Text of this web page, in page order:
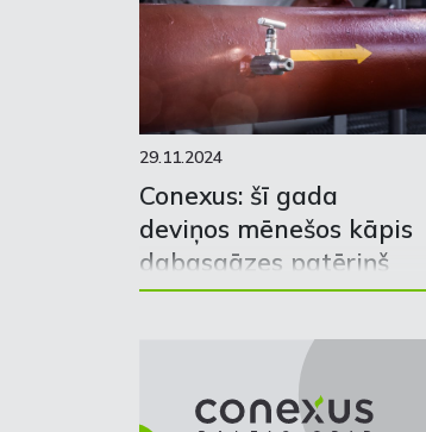
29.11.2024
Conexus: šī gada
deviņos mēnešos kāpis
dabasgāzes patēriņš